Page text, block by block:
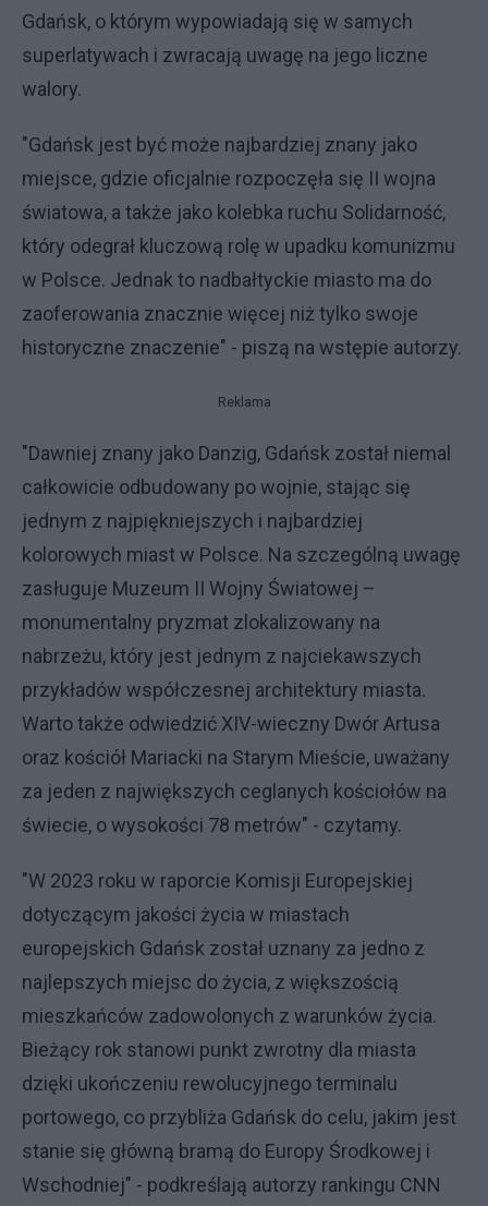
Gdańsk, o którym wypowiadają się w samych
superlatywach i zwracają uwagę na jego liczne
walory.
"Gdańsk jest być może najbardziej znany jako
miejsce, gdzie oficjalnie rozpoczęła się II wojna
światowa, a także jako kolebka ruchu Solidarność,
który odegrał kluczową rolę w upadku komunizmu
w Polsce. Jednak to nadbałtyckie miasto ma do
zaoferowania znacznie więcej niż tylko swoje
historyczne znaczenie" - piszą na wstępie autorzy.
Reklama
"Dawniej znany jako Danzig, Gdańsk został niemal
całkowicie odbudowany po wojnie, stając się
jednym z najpiękniejszych i najbardziej
kolorowych miast w Polsce. Na szczególną uwagę
zasługuje Muzeum II Wojny Światowej –
monumentalny pryzmat zlokalizowany na
nabrzeżu, który jest jednym z najciekawszych
przykładów współczesnej architektury miasta.
Warto także odwiedzić XIV-wieczny Dwór Artusa
oraz kościół Mariacki na Starym Mieście, uważany
za jeden z największych ceglanych kościołów na
świecie, o wysokości 78 metrów" - czytamy.
"W 2023 roku w raporcie Komisji Europejskiej
dotyczącym jakości życia w miastach
europejskich Gdańsk został uznany za jedno z
najlepszych miejsc do życia, z większością
mieszkańców zadowolonych z warunków życia.
Bieżący rok stanowi punkt zwrotny dla miasta
dzięki ukończeniu rewolucyjnego terminalu
portowego, co przybliża Gdańsk do celu, jakim jest
stanie się główną bramą do Europy Środkowej i
Wschodniej" - podkreślają autorzy rankingu CNN